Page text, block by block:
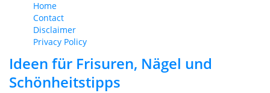
Home
Contact
Disclaimer
Privacy Policy
Ideen für Frisuren, Nägel und
Schönheitstipps